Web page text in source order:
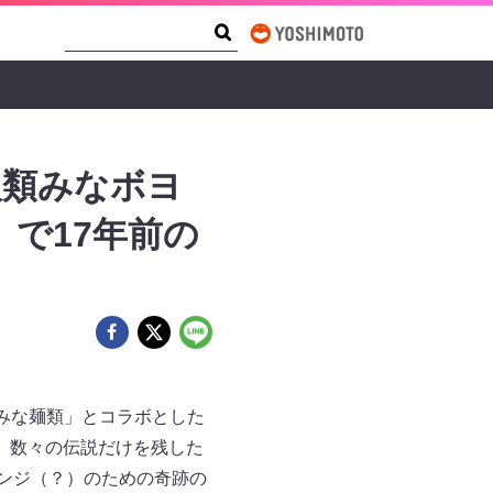
みなボヨ
で17年前の
な麺類」とコラボとした
数々の伝説だけを残した
ジ（？）のための奇跡の